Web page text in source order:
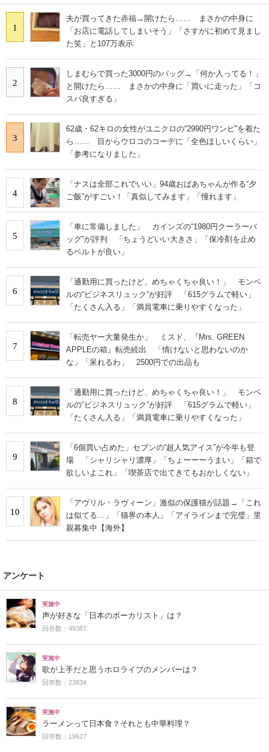
1
夫が買ってきた赤福→開けたら…… まさかの中身に
「お店に電話してしまいそう」「さすがに初めて見まし
た笑」と107万表示
2
しまむらで買った3000円のバッグ→「何か入ってる！」
と開けたら…… まさかの中身に「買いに走った」「コ
スパ良すぎる」
3
62歳・62キロの女性がユニクロの“2990円ワンピ”を着た
ら…… 目からウロコのコーデに「全色ほしいくらい」
「参考になりました」
4
「ナスは全部これでいい」94歳おばあちゃんが作る“夕
ご飯”がすごい！「真似してみます」「憧れます」
5
「車に常備しました」 カインズの“1980円クーラーバ
ッグ”が評判 「ちょうどいい大きさ」「保冷剤を止め
るベルトが良い」
6
「通勤用に買ったけど、めちゃくちゃ良い！」 モンベ
ルの“ビジネスリュック”が好評 「615グラムで軽い」
「たくさん入る」「満員電車に乗りやすくなった」
7
「転売ヤー大量発生か」 ミスド、『Mrs. GREEN
APPLEの箱』転売続出 「情けないと思わないのか
な」「呆れるわ」 2500円での出品も
8
「通勤用に買ったけど、めちゃくちゃ良い！」 モンベ
ルの“ビジネスリュック”が好評 「615グラムで軽い」
「たくさん入る」「満員電車に乗りやすくなった」
9
「6個買い占めた」セブンの“超人気アイス”が今年も登
場 「シャリシャリ濃厚」「ちょーーーうまい」「箱で
欲しいよこれ」「喫茶店で出てきてもおかしくない」
10
「アヴリル・ラヴィーン」激似の保護猫が話題→「これ
は似てる…」「猫界の本人」「アイラインまで完璧」里
親募集中【海外】
アンケート
実施中
声が好きな「日本のボーカリスト」は？
回答数：49387
実施中
歌が上手だと思うホロライブのメンバーは？
回答数：23834
実施中
ラーメンって日本食？それとも中華料理？
回答数：19627